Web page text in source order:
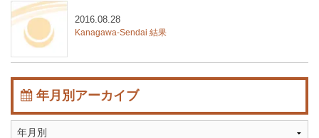
Kanagawa-Sendai 結果
2016.08.28
年月別アーカイブ